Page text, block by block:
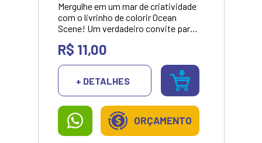
Mergulhe em um mar de criatividade
com o livrinho de colorir Ocean
Scene! Um verdadeiro convite para
marinhas encantadoras em traços
todas as idades.<br><br> <p
style="color: green;">
<strong>VALOR APRESENTANDO
SOMENTE NO
PIX/DINHEIRO</strong></p>
R$ 11,00
+ DETALHES
ORÇAMENTO